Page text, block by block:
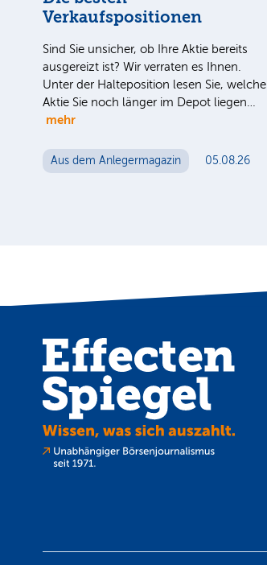
Verkaufspositionen
Sind Sie unsicher, ob Ihre Aktie bereits
ausgereizt ist? Wir verraten es Ihnen.
Unter der Halteposition lesen Sie, welche
Aktie Sie noch länger im Depot liegen…
mehr
Aus dem Anlegermagazin 05.08.26